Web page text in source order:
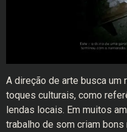
A direção de arte busca
toques culturais, como
lendas locais. Em muitos
trabalho de som criam